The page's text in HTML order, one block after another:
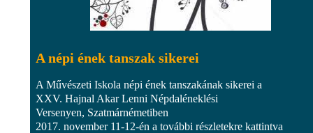
A népi ének tanszak sikerei
A Művészeti Iskola népi ének tanszakának sikerei a
XXV. Hajnal Akar Lenni Népdaléneklési
Versenyen, Szatmárnémetiben
2017. november 11-12-én a további részletekre kattintva